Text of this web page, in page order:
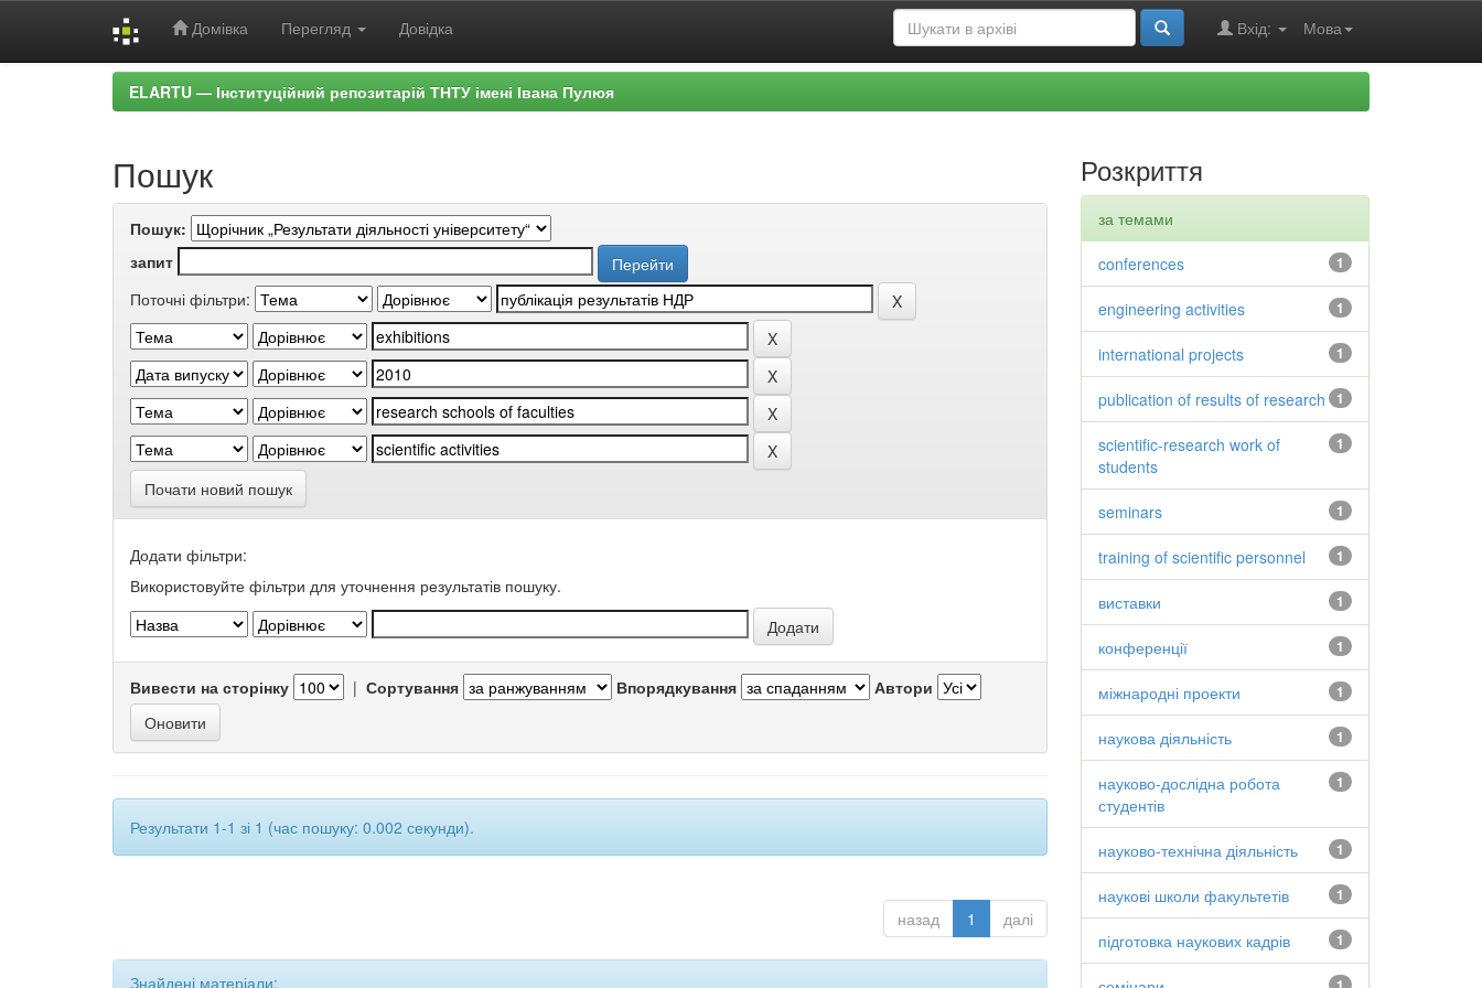
Домівка Перегляд Довідка Мова
Вхід:
ELARTU — Інституційний репозитарій ТНТУ імені Івана Пулюя
Пошук
Пошук:
запит
Поточні фільтри:
Почати новий пошук
Додати фільтри:
Використовуйте фільтри для уточнення результатів пошуку.
Вивести на сторінку | Сортування Впорядкування Автори
Результати 1-1 зі 1 (час пошуку: 0.002 секунди).
назад 1 далі
Знайдені матеріали:
Розкриття
за темами
1
conferences
1
engineering activities
1
international projects
1
publication of results of research
1
scientific-research work of
students
1
seminars
1
training of scientific personnel
1
виставки
1
конференції
1
міжнародні проекти
1
наукова діяльність
1
науково-дослідна робота
студентів
1
науково-технічна діяльність
1
наукові школи факультетів
1
підготовка наукових кадрів